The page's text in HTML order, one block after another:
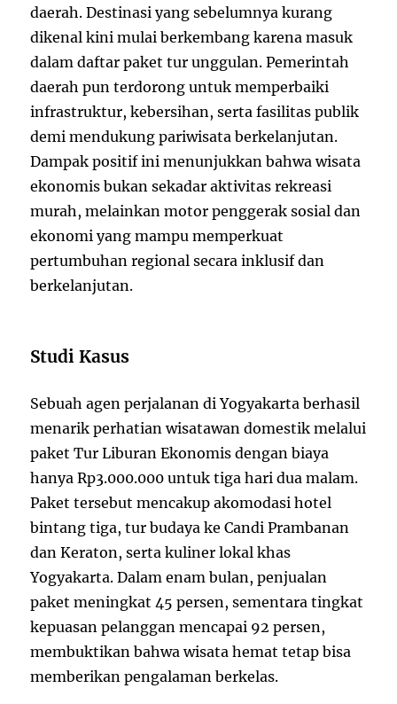
daerah. Destinasi yang sebelumnya kurang
dikenal kini mulai berkembang karena masuk
dalam daftar paket tur unggulan. Pemerintah
daerah pun terdorong untuk memperbaiki
infrastruktur, kebersihan, serta fasilitas publik
demi mendukung pariwisata berkelanjutan.
Dampak positif ini menunjukkan bahwa wisata
ekonomis bukan sekadar aktivitas rekreasi
murah, melainkan motor penggerak sosial dan
ekonomi yang mampu memperkuat
pertumbuhan regional secara inklusif dan
berkelanjutan.
Studi Kasus
Sebuah agen perjalanan di Yogyakarta berhasil
menarik perhatian wisatawan domestik melalui
paket Tur Liburan Ekonomis dengan biaya
hanya Rp3.000.000 untuk tiga hari dua malam.
Paket tersebut mencakup akomodasi hotel
bintang tiga, tur budaya ke Candi Prambanan
dan Keraton, serta kuliner lokal khas
Yogyakarta. Dalam enam bulan, penjualan
paket meningkat 45 persen, sementara tingkat
kepuasan pelanggan mencapai 92 persen,
membuktikan bahwa wisata hemat tetap bisa
memberikan pengalaman berkelas.